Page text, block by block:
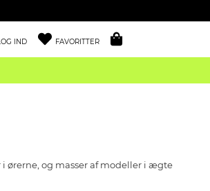
IND FAVORITTER
ørerne, og masser af modeller i ægte